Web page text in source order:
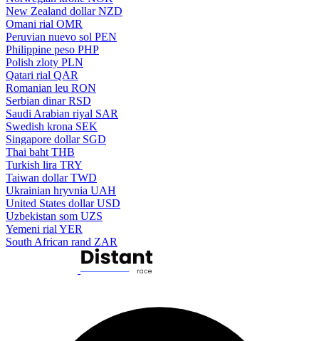
New Zealand dollar NZD
Omani rial OMR
Peruvian nuevo sol PEN
Philippine peso PHP
Polish zloty PLN
Qatari rial QAR
Romanian leu RON
Serbian dinar RSD
Saudi Arabian riyal SAR
Swedish krona SEK
Singapore dollar SGD
Thai baht THB
Turkish lira TRY
Taiwan dollar TWD
Ukrainian hryvnia UAH
United States dollar USD
Uzbekistan som UZS
Yemeni rial YER
South African rand ZAR